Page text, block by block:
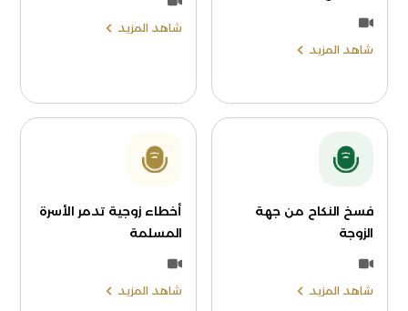
شاهد المزيد
شاهد المزيد
فسخ النكاح من جهة
الزوجة
شاهد المزيد
أخطاء زوجية تدمر الأسرة
المسلمة
شاهد المزيد